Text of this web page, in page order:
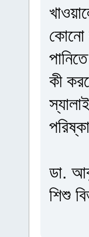
কোনো
কী
ডা.
শিশু